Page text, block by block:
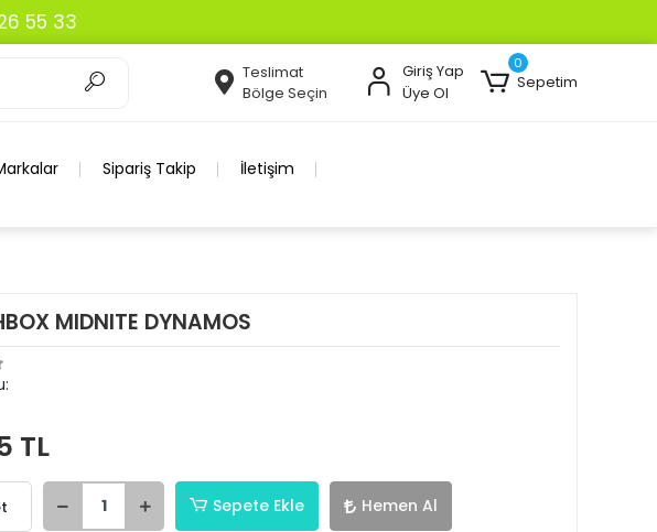
55 33
Teslimat
Bölge Seçin
Giriş Yap
Üye Ol
0
Sepetim
Sipariş Takip İletişim
MIDNITE DYNAMOS
TL
Sepete Ekle Hemen Al